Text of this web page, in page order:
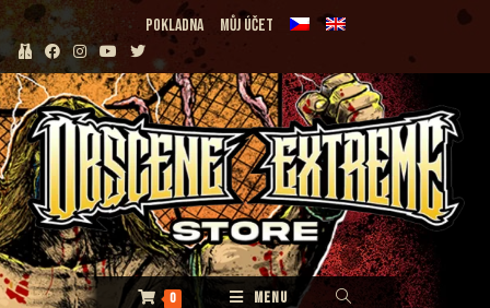
Přejít
obsahu
Pokladna Můj účet
0 MENU